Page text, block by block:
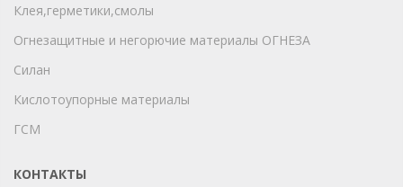
Клея,герметики,смолы
Огнезащитные и негорючие материалы ОГНЕЗА
Силан
Кислотоупорные материалы
ГСМ
КОНТАКТЫ